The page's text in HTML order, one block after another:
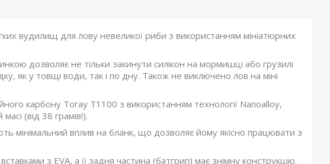
вудилищ для лову невеликої риби з використанням мініатюрних
дозволяє не тільки закинути силікон на мормишці або грузилі
як у товщі води, так і по дну. Також не виключено лов на міні
карбону Toray Т1100 з використанням технології Nanoalloy,
(від 38 грамів!).
мінімальний вплив на бланк, що дозволяє йому якісно працювати з
з EVA, а її задня частина (батгрип) має знімну конструкцію.